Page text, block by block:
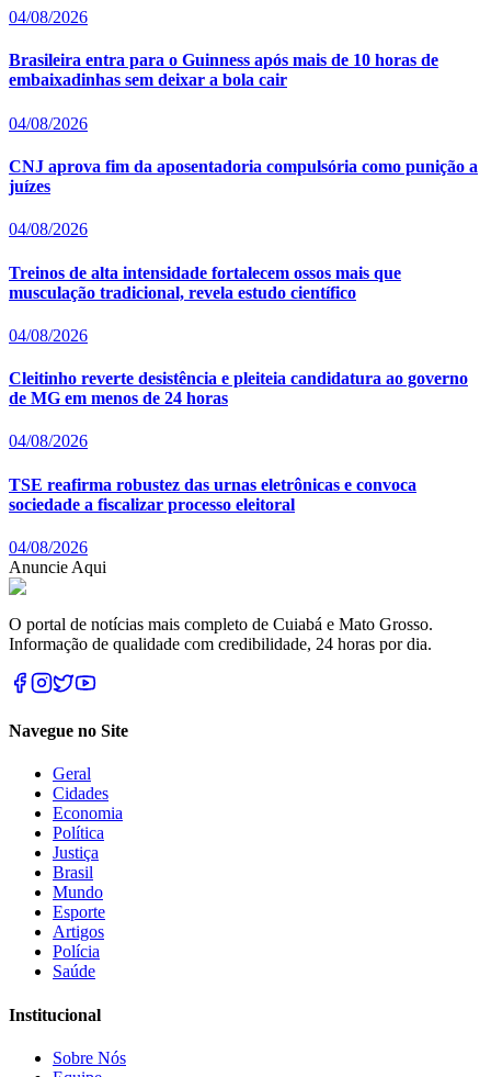
04/08/2026
Brasileira entra para o Guinness após mais de 10 horas de
embaixadinhas sem deixar a bola cair
04/08/2026
CNJ aprova fim da aposentadoria compulsória como punição a
juízes
04/08/2026
Treinos de alta intensidade fortalecem ossos mais que
musculação tradicional, revela estudo científico
04/08/2026
Cleitinho reverte desistência e pleiteia candidatura ao governo
de MG em menos de 24 horas
04/08/2026
TSE reafirma robustez das urnas eletrônicas e convoca
sociedade a fiscalizar processo eleitoral
04/08/2026
Anuncie Aqui
O portal de notícias mais completo de Cuiabá e Mato Grosso.
Informação de qualidade com credibilidade, 24 horas por dia.
Navegue no Site
Geral
Cidades
Economia
Política
Justiça
Brasil
Mundo
Esporte
Artigos
Polícia
Saúde
Institucional
Sobre Nós